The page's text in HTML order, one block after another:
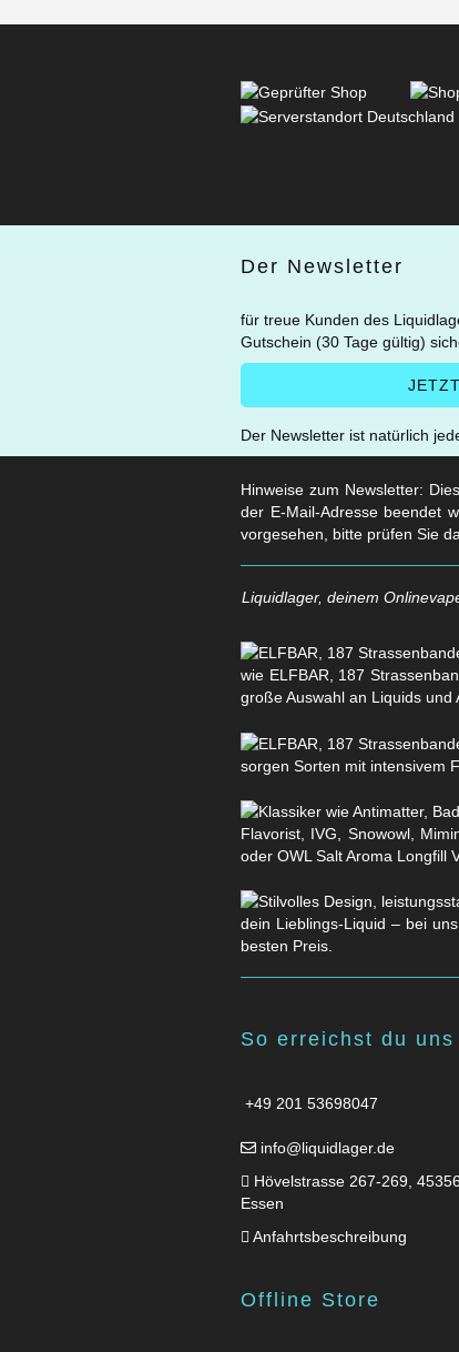
Der Newsletter
für treue Kunden des
Gutschein (30 Tage gültig)
Der Newsletter ist natürlich
Hinweise zum Newsletter:
der E-Mail-Adresse beendet
vorgesehen, bitte prüfen Sie
Liquidlager, deinem
wie ELFBAR, 187
große Auswahl an Liquids
sorgen Sorten mit intensivem
Flavorist, IVG, Snowowl,
oder OWL Salt Aroma Longfill
dein Lieblings-Liquid – bei
besten Preis.
So erreichst du uns
+49 201 53698047
info@liquidlager.de
Hövelstrasse 267-269, 45356
Essen
Anfahrtsbeschreibung
Offline Store